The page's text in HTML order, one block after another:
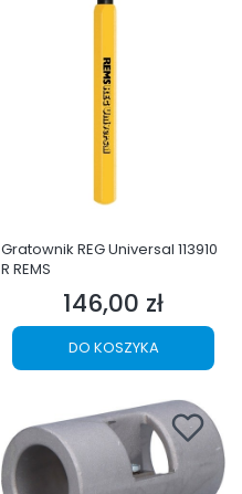
Gratownik REG Universal 113910
R REMS
Cena
146,00 zł
DO KOSZYKA